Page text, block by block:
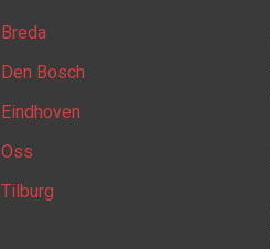
Breda
Den Bosch
Eindhoven
Oss
Tilburg